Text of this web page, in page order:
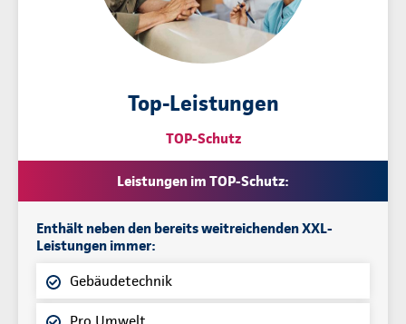
Top-Leistungen
TOP-Schutz
Leistungen im TOP-Schutz:
Enthält neben den bereits weitreichenden XXL-
Leistungen immer:
Gebäudetechnik
Pro Umwelt